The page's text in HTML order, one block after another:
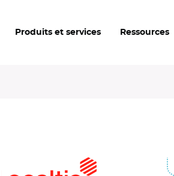
Produits et services Ressources